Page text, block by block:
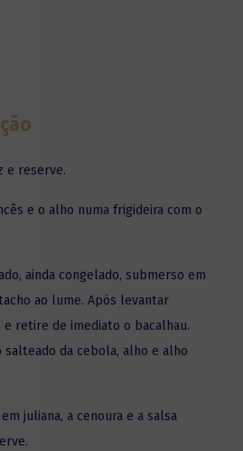
e reserve.
e o alho numa frigideira com o
ainda congelado, submerso em
ao lume. Após levantar
retire de imediato o bacalhau.
salteado da cebola, alho e alho
juliana, a cenoura e a salsa